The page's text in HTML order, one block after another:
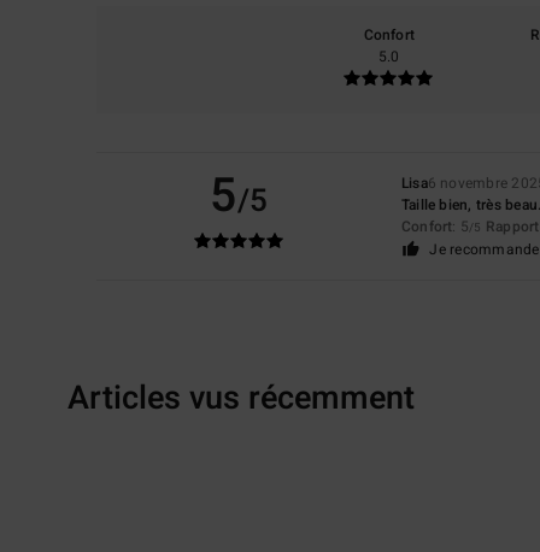
Confort
5.0
5/5 Lisa6 novembre
Taille bien, très beau.
Confort: 5/5
Je
Articles vus récemment